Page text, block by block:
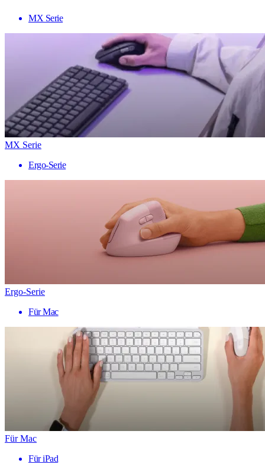
MX Serie
MX Serie
Ergo-Serie
Ergo-Serie
Für Mac
Für Mac
Für iPad